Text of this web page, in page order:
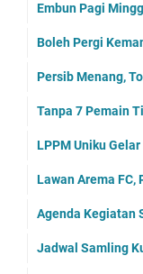
Embun Pagi
Boleh Pergi
Persib Menang,
Tanpa 7 Pemain
LPPM Uniku
Lawan Arema FC,
Agenda Kegiatan
Jadwal Samling